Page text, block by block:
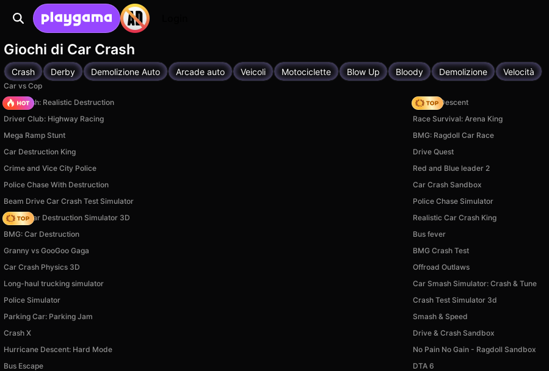
Giochi di Car Crash
Crash Derby Demolizione Auto Arcade auto Veicoli Motociclette Blow Up Bloody Demolizione Velocità
Car vs Cop
Car Crush: Realistic Destruction
Deadly Descent
Driver Club: Highway Racing
Race Survival: Arena King
Mega Ramp Stunt
BMG: Ragdoll Car Race
Car Destruction King
Drive Quest
Crime and Vice City Police
Red and Blue leader 2
Police Chase With Destruction
Car Crash Sandbox
Beam Drive Car Crash Test Simulator
Police Chase Simulator
Online Car Destruction Simulator 3D
Realistic Car Crash King
BMG: Car Destruction
Bus fever
Granny vs GooGoo Gaga
BMG Crash Test
Car Crash Physics 3D
Offroad Outlaws
Long-haul trucking simulator
Car Smash Simulator: Crash & Tune
Police Simulator
Crash Test Simulator 3d
Parking Car: Parking Jam
Smash & Speed
Crash X
Drive & Crash Sandbox
Hurricane Descent: Hard Mode
No Pain No Gain - Ragdoll Sandbox
Bus Escape
DTA 6